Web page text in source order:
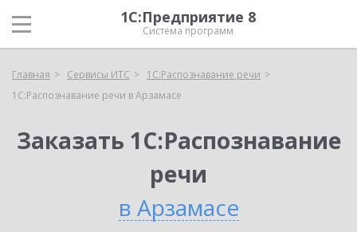
1С:Предприятие 8
Система программ
Главная Сервисы ИТС
1С:Распознавание речи
1С:Распознавание речи в Арзамасе
Заказать 1С:Распознавание
речи
в Арзамасе